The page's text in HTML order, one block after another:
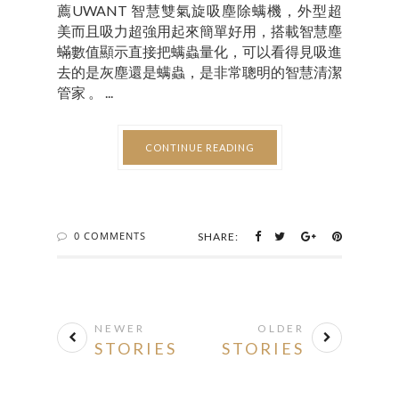
薦UWANT 智慧雙氣旋吸塵除螨機，外型超
美而且吸力超強用起來簡單好用，搭載智慧塵
蟎數值顯示直接把螨蟲量化，可以看得見吸進
去的是灰塵還是螨蟲，是非常聰明的智慧清潔
管家 。 ...
CONTINUE READING
0 COMMENTS SHARE:
NEWER
STORIES
OLDER
STORIES